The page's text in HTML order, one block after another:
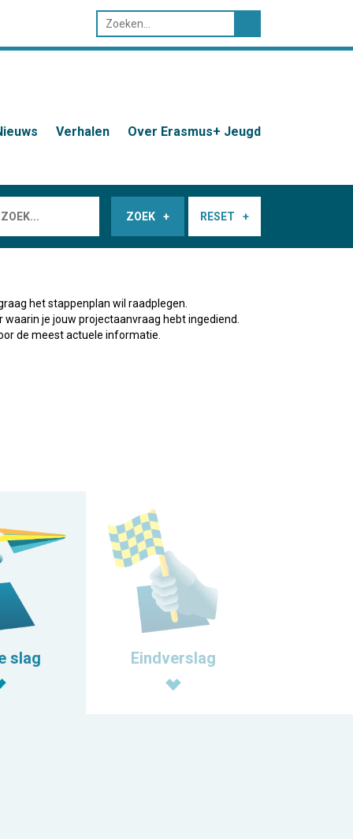
Verhalen Over Erasmus+ Jeugd
ZOEK RESET
het stappenplan wil raadplegen.
waarin je jouw projectaanvraag hebt ingediend.
de meest actuele informatie.
slag Eindverslag